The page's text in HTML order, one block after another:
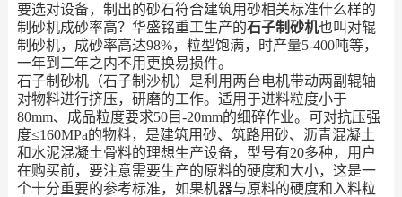
要选对设备，制出的砂石符合建筑用砂相关标准什么样的
制砂机成砂率高？华盛铭重工生产的石子制砂机也叫对辊
制砂机，成砂率高达98%，粒型饱满，时产量5-400吨等，
一年到二年之内不用更换易损件。
石子制砂机（石子制沙机）是利用两台电机带动两副辊轴
对物料进行挤压，研磨的工作。适用于进料粒度小于
80mm、成品粒度要求50目-20mm的细碎作业。可对抗压强
度≤160MPa的物料，是建筑用砂、筑路用砂、沥青混凝土
和水泥混凝土骨料的理想生产设备，型号有20多种，用户
在购买前，要注意需要生产的原料的硬度和大小，这是一
个十分重要的参考标准，如果机器与原料的硬度和入料粒